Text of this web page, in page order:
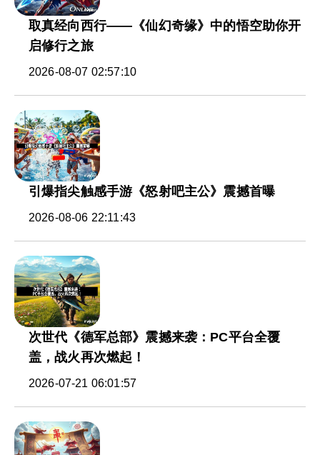
取真经向西行——《仙幻奇缘》中的悟空助你开
启修行之旅
2026-08-07 02:57:10
引爆指尖触感手游《怒射吧主公》震撼首曝
2026-08-06 22:11:43
次世代《德军总部》震撼来袭：PC平台全覆
盖，战火再次燃起！
2026-07-21 06:01:57